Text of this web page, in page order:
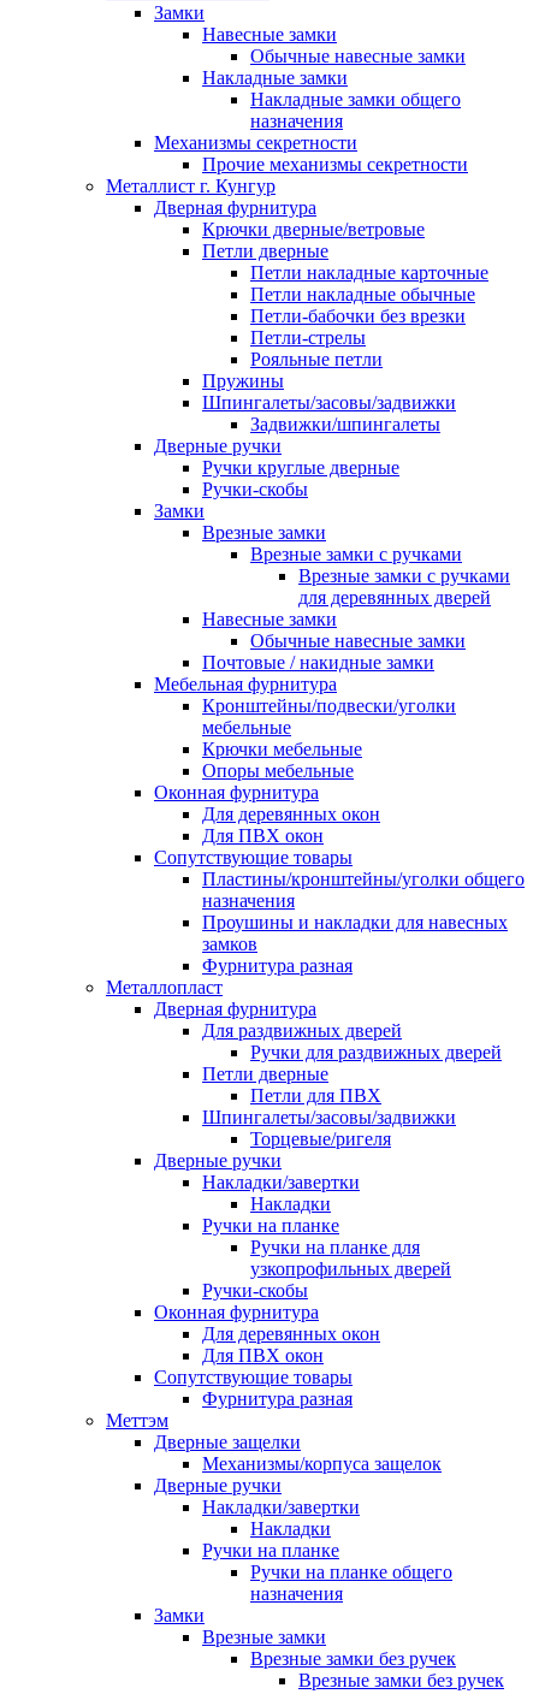
Замки
Навесные замки
Обычные навесные замки
Накладные замки
Накладные замки общего
назначения
Механизмы секретности
Прочие механизмы секретности
Металлист г. Кунгур
Дверная фурнитура
Крючки дверные/ветровые
Петли дверные
Петли накладные карточные
Петли накладные обычные
Петли-бабочки без врезки
Петли-стрелы
Рояльные петли
Пружины
Шпингалеты/засовы/задвижки
Задвижки/шпингалеты
Дверные ручки
Ручки круглые дверные
Ручки-скобы
Замки
Врезные замки
Врезные замки с ручками
Врезные замки с ручками
для деревянных дверей
Навесные замки
Обычные навесные замки
Почтовые / накидные замки
Мебельная фурнитура
Кронштейны/подвески/уголки
мебельные
Крючки мебельные
Опоры мебельные
Оконная фурнитура
Для деревянных окон
Для ПВХ окон
Сопутствующие товары
Пластины/кронштейны/уголки общего
назначения
Проушины и накладки для навесных
замков
Фурнитура разная
Металлопласт
Дверная фурнитура
Для раздвижных дверей
Ручки для раздвижных дверей
Петли дверные
Петли для ПВХ
Шпингалеты/засовы/задвижки
Торцевые/ригеля
Дверные ручки
Накладки/завертки
Накладки
Ручки на планке
Ручки на планке для
узкопрофильных дверей
Ручки-скобы
Оконная фурнитура
Для деревянных окон
Для ПВХ окон
Сопутствующие товары
Фурнитура разная
Меттэм
Дверные защелки
Механизмы/корпуса защелок
Дверные ручки
Накладки/завертки
Накладки
Ручки на планке
Ручки на планке общего
назначения
Замки
Врезные замки
Врезные замки без ручек
Врезные замки без ручек